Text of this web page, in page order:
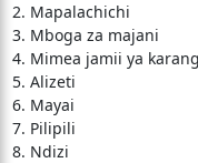
2. Mapalachichi
3. Mboga za majani
4. Mimea jamii ya
5. Alizeti
6. Mayai
7. Pilipili
8. Ndizi